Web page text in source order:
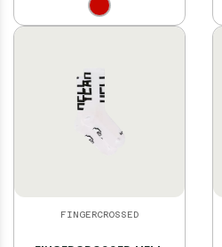
offrant un maximum de protection
polyamide et de l'élasthanne pour
la respirabilité, le confort et
l'ajustement. Composition : 55 %
élasthanne.
FINGERCROSSED